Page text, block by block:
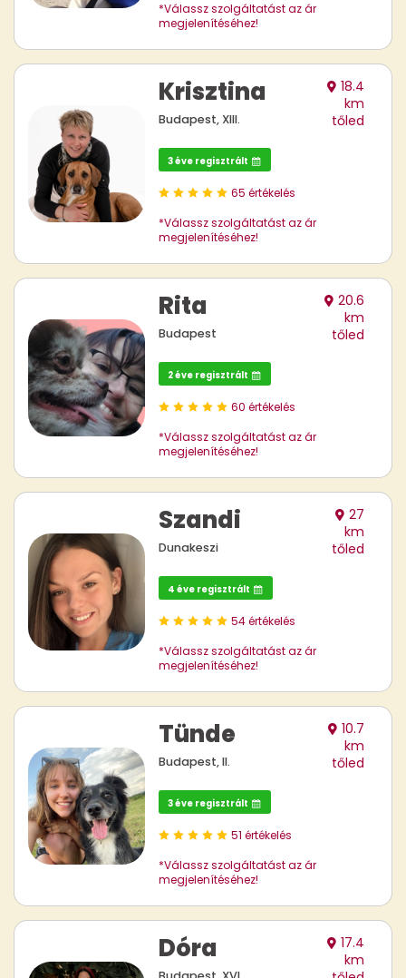
*Válassz szolgáltatást az ár
megjelenítéséhez!
Krisztina
Budapest, XIII.
18.4
km
tőled
3 éve regisztrált
65 értékelés
*Válassz szolgáltatást az ár
megjelenítéséhez!
Rita
Budapest
20.6
km
tőled
2 éve regisztrált
60 értékelés
*Válassz szolgáltatást az ár
megjelenítéséhez!
Szandi
Dunakeszi
27
km
tőled
4 éve regisztrált
54 értékelés
*Válassz szolgáltatást az ár
megjelenítéséhez!
Tünde
Budapest, II.
10.7
km
tőled
3 éve regisztrált
51 értékelés
*Válassz szolgáltatást az ár
megjelenítéséhez!
Dóra
17.4
km